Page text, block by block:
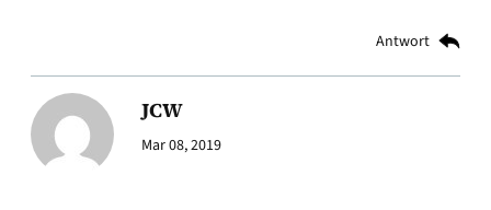
Antwort
JCW
Mar 08, 2019